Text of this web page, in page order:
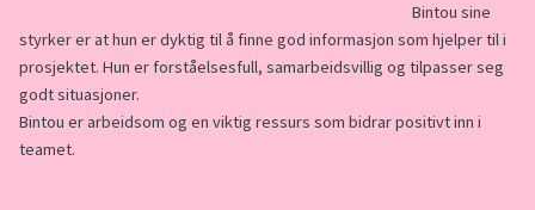
Bintou sine
styrker er at hun er dyktig til å finne god informasjon som hjelper til i
prosjektet. Hun er forståelsesfull, samarbeidsvillig og tilpasser seg
godt situasjoner.
Bintou er arbeidsom og en viktig ressurs som bidrar positivt inn i
teamet.